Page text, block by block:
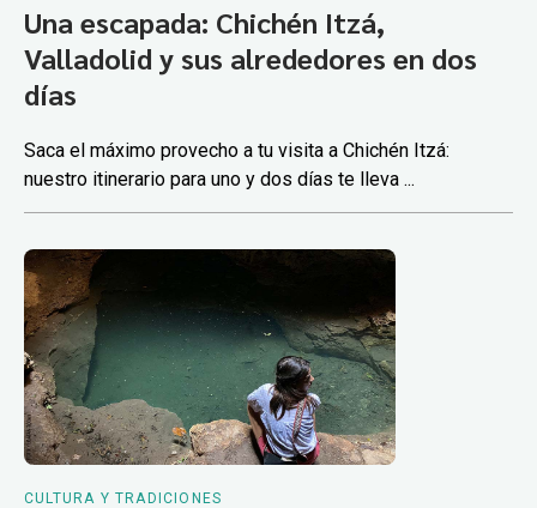
Una escapada: Chichén Itzá,
Valladolid y sus alrededores en dos
días
Saca el máximo provecho a tu visita a Chichén Itzá:
nuestro itinerario para uno y dos días te lleva ...
CULTURA Y TRADICIONES